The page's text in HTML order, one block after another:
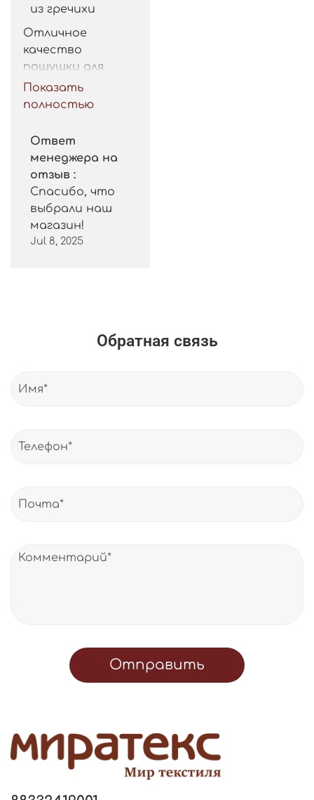
из гречихи
Отличное
качество
пошушки для
такой цены.
Рекомендую.
Показать
полностью
Ответ
менеджера на
отзыв :
Спасибо, что
выбрали наш
магазин!
Jul 8, 2025
Обратная связь
Отправить